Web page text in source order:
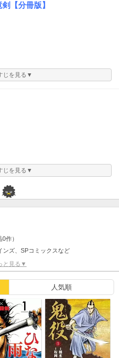
【分冊版】
じを見る▼
じを見る▼
作）
ンズ、SPコミックスなど
と見る▼
人気順